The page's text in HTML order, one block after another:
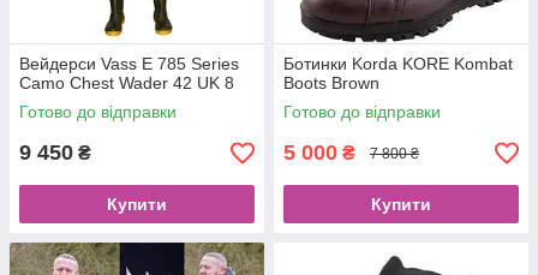
Вейдерси Vass E 785 Series
Camo Chest Wader 42 UK 8
Готово до відправки
9 450 ₴
Купити
Ботинки Korda KORE Kombat
Boots Brown
Готово до відправки
5 000 ₴ 7 800 ₴
Купити